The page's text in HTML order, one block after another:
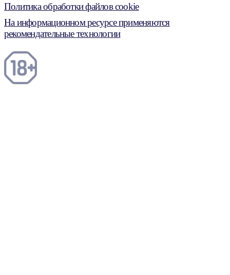
Политика обработки файлов cookie
На информационном ресурсе применяются
рекомендательные технологии